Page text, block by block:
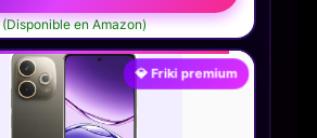
(Disponible en Amazon)
💎 Friki premium